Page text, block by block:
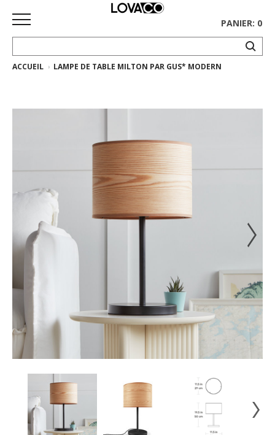
ACCUEIL
Collection
Gus*
Vente
démonstrateurs
Luminaires
COMPTE
LISTE
DE
SOUHAITS
PANIER: 0
ACCUEIL LAMPE DE TABLE MILTON PAR GUS* MODERN